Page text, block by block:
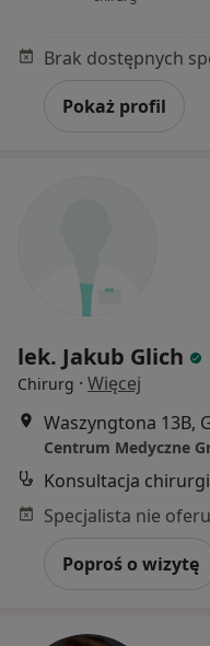
Pokaż profil
lek. Jakub Glich
Chirurg · Więcej
Waszyngtona 13B,
Konsultacja
Poproś o wizytę